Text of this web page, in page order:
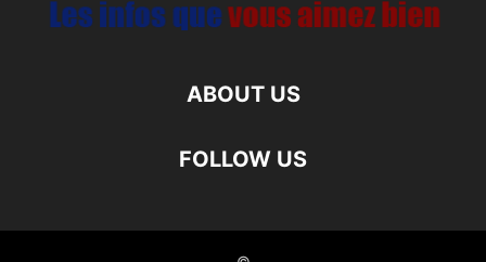
ABOUT US
FOLLOW US